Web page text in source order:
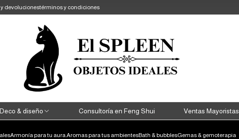
devolucionestérminos y condiciones
& diseño Consultoría en Feng Shui Ventas Mayoristas
Armonía para tu aura.Aromas para tus ambientesBath & bubblesGemas & gemoterapia